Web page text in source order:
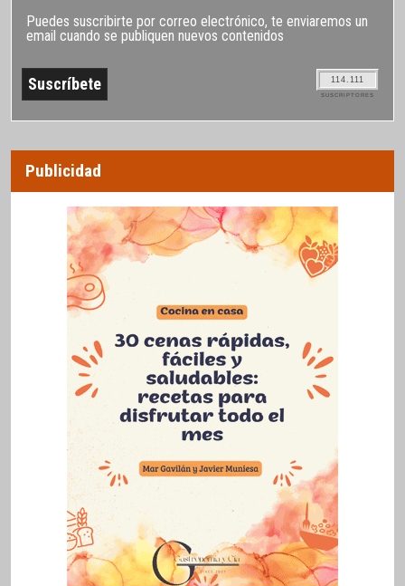
Puedes suscribirte por correo electrónico, te enviaremos un
email cuando se publiquen nuevos contenidos
114.111
SUSCRIPTORES
Publicidad